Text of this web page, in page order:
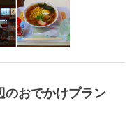
のおでかけプラン